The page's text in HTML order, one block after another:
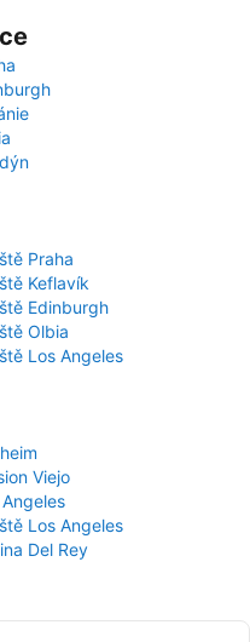
Praha
Keflavík
Edinburgh
Olbia
Los Angeles
Viejo
Los Angeles
Del Rey